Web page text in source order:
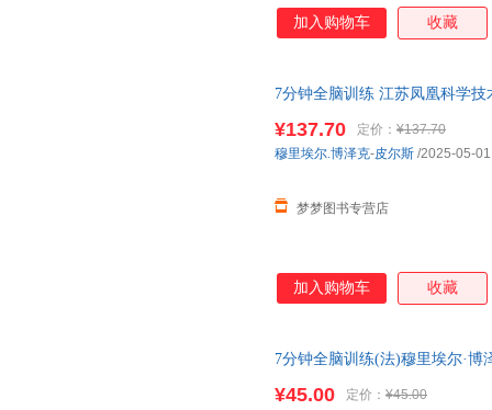
加入购物车 收藏
7分钟全脑训练 江苏凤凰科学技
¥137.70 定价： ¥137.70
梦梦图书专营店
穆里埃尔.博泽克-皮尔斯 /2025-05-01
加入购物车 收藏
7分钟全脑训练(法)穆里埃尔·
¥45.00 定价： ¥45.00